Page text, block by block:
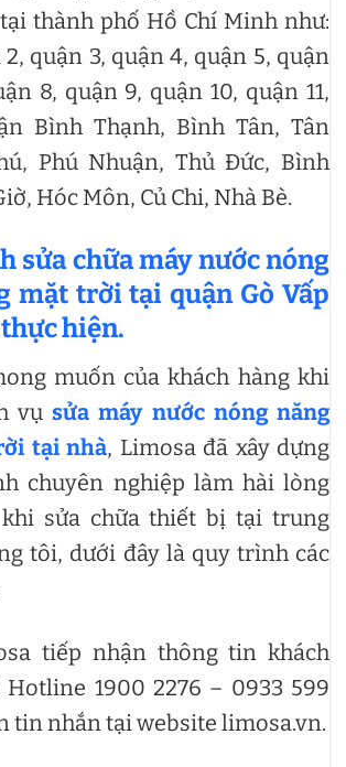
thành phố Hồ Chí Minh như:
2, quận 3, quận 4, quận 5, quận
8, quận 9, quận 10, quận 11,
Bình Thạnh, Bình Tân, Tân
Phú Nhuận, Thủ Đức, Bình
Hóc Môn, Củ Chi, Nhà Bè.
sửa chữa máy nước nóng
mặt trời tại quận Gò Vấp
hiện.
muốn của khách hàng khi
vụ sửa máy nước nóng năng
tại nhà, Limosa đã xây dựng
chuyên nghiệp làm hài lòng
sửa chữa thiết bị tại trung
tôi, dưới đây là quy trình các
tiếp nhận thông tin khách
1900 2276 – 0933 599
tin nhắn tại website limosa.vn.